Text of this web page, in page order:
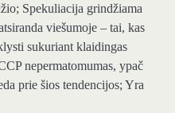
Spekuliacija grindžiama
viešumoje – tai, kas
sukuriant klaidingas
nepermatomumas, ypač
prie šios tendencijos; Yra